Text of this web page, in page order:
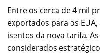
Entre os cerca de 4 mil
exportados para os
isentos da nova tarifa.
considerados